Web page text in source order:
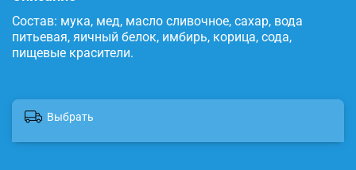
Состав: мука, мед, масло сливочное, сахар, вода
питьевая, яичный белок, имбирь, корица, сода,
пищевые красители.
Выбрать